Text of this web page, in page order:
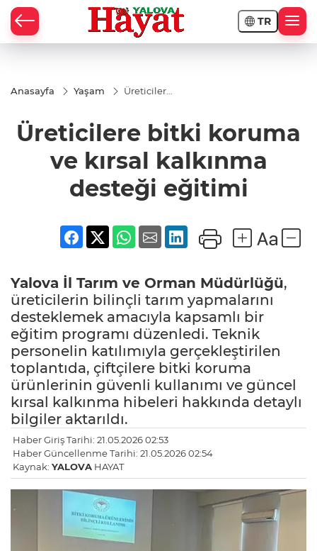
TR
Anasayfa Yaşam
Üreticilere
ve kırsal
kalkınma
eğitimi
Üreticilere bitki koruma
ve kırsal kalkınma
desteği eğitimi
Yalova İl Tarım ve Orman Müdürlüğü,
üreticilerin bilinçli tarım yapmalarını
desteklemek amacıyla kapsamlı bir
eğitim programı düzenledi. Teknik
personelin katılımıyla gerçekleştirilen
toplantıda, çiftçilere bitki koruma
ürünlerinin güvenli kullanımı ve güncel
kırsal kalkınma hibeleri hakkında detaylı
bilgiler aktarıldı.
Haber Giriş Tarihi: 21.05.2026 02:53
Haber Güncellenme Tarihi: 21.05.2026 02:54
Kaynak: YALOVA HAYAT